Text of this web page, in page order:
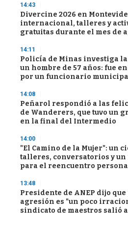
14:43
Divercine 2026 en
internacional, talleres y
gratuitas durante el mes de
14:11
Policía de Minas investiga la
un hombre de 57 años: fue
por un funcionario
14:08
Peñarol respondió a las
de Wanderers, que tuvo un
en la final del Intermedio
14:00
"El Camino de la Mujer": un
talleres, conversatorios y
para el reencuentro
13:48
Presidente de ANEP dijo
agresión es "un poco
sindicato de maestros salió